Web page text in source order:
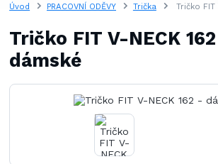
Úvod PRACOVNÍ ODĚVY Trička Tričko FIT
Tričko FIT V-NECK
dámské